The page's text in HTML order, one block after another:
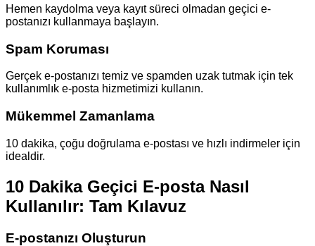
Hemen kaydolma veya kayıt süreci olmadan geçici e-
postanızı kullanmaya başlayın.
Spam Koruması
Gerçek e-postanızı temiz ve spamden uzak tutmak için tek
kullanımlık e-posta hizmetimizi kullanın.
Mükemmel Zamanlama
10 dakika, çoğu doğrulama e-postası ve hızlı indirmeler için
idealdir.
10 Dakika Geçici E-posta Nasıl
Kullanılır: Tam Kılavuz
E-postanızı Oluşturun